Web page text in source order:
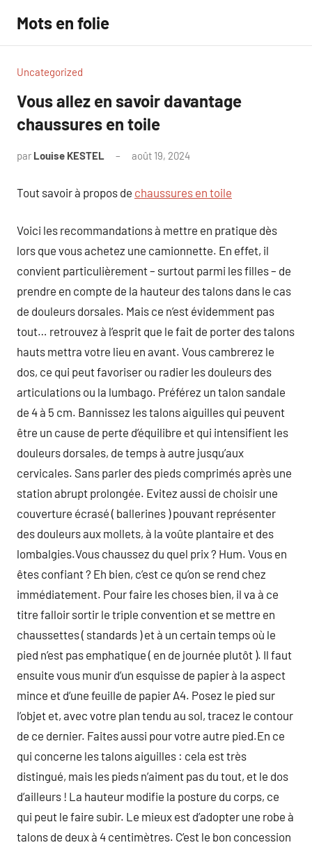
contenu
Mots en folie
Uncategorized
Vous allez en savoir davantage
chaussures en toile
par Louise KESTEL août 19, 2024
Tout savoir à propos de chaussures en toile
Voici les recommandations à mettre en pratique dès
lors que vous achetez une camionnette. En effet, il
convient particulièrement – surtout parmi les filles – de
prendre en compte de la hauteur des talons dans le cas
de douleurs dorsales. Mais ce n’est évidemment pas
tout… retrouvez à l’esprit que le fait de porter des talons
hauts mettra votre lieu en avant. Vous cambrerez le
dos, ce qui peut favoriser ou radier les douleurs des
articulations ou la lumbago. Préférez un talon sandale
de 4 à 5 cm. Bannissez les talons aiguilles qui peuvent
être un cause de perte d’équilibre et qui intensifient les
douleurs dorsales, de temps à autre jusqu’aux
cervicales. Sans parler des pieds comprimés après une
station abrupt prolongée. Evitez aussi de choisir une
couverture écrasé ( ballerines ) pouvant représenter
des douleurs aux mollets, à la voûte plantaire et des
lombalgies.Vous chaussez du quel prix ? Hum. Vous en
êtes confiant ? Eh bien, c’est ce qu’on se rend chez
immédiatement. Pour faire les choses bien, il va à ce
titre falloir sortir le triple convention et se mettre en
chaussettes ( standards ) et à un certain temps où le
pied n’est pas emphatique ( en de journée plutôt ). Il faut
ensuite vous munir d’un esquisse de papier à la aspect
mince et d’une feuille de papier A4. Posez le pied sur
l’objet et, avec votre plan tendu au sol, tracez le contour
de ce dernier. Faites aussi pour votre autre pied.En ce
qui concerne les talons aiguilles : cela est très
distingué, mais les pieds n’aiment pas du tout, et le dos
d’ailleurs ! La hauteur modifie la posture du corps, ce
qui peut le faire subir. Le mieux est d’adopter une robe à
talons de deux à 4 centimètres. C’est le bon concession